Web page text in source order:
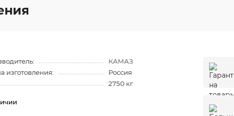
КАМАЗ
изготовления:
Россия
2750 кг